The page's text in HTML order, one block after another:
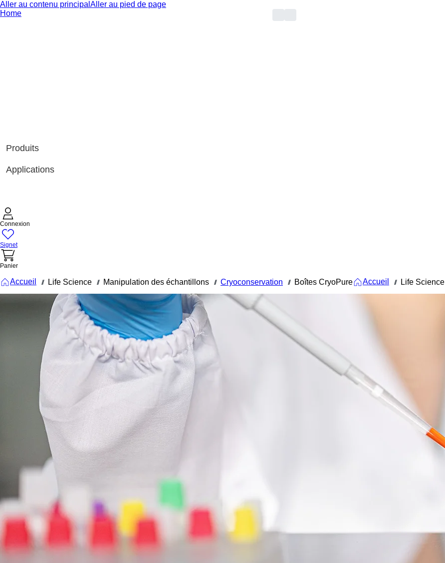
Aller au contenu principal Aller au pied de page
Home
Produits
Applications
Connexion
Signet
Panier
Accueil /// Life Science /// Manipulation des échantillons /// Cryoconservation /// Boîtes CryoPure Accueil /// Life Science